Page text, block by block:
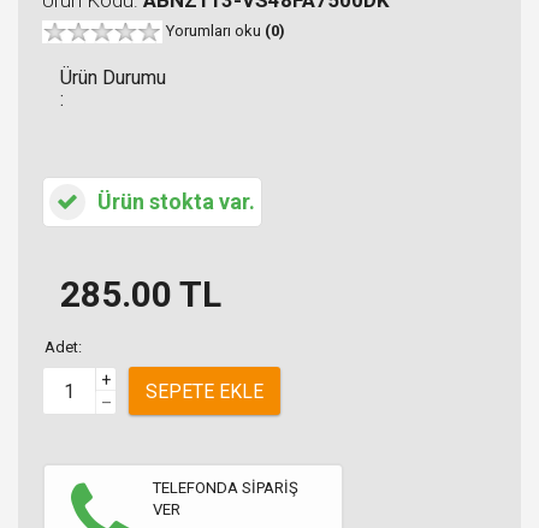
Yorumları oku (0)
Ürün Durumu
:
Ürün stokta var.
285.00 TL
Adet:
+
–
SEPETE EKLE
TELEFONDA SİPARİŞ
VER